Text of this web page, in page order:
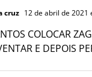
cruz 12 de abril de 2021
COLOCAR
E DEPOIS